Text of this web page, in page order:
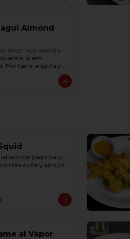
Almond
arroz, nori, salmón,
queso
Por fuera: anguila y
bañado en salsa dulce
rollo).
con pasta baby,
salsa dulce y ajonjolí.
al Vapor